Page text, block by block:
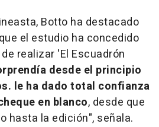
Botto ha destacado
el estudio ha concedido
realizar 'El Escuadrón
desde el principio
le ha dado total confianza
en blanco, desde que
hasta la edición", señala.